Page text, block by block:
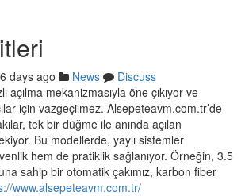
days ago News
Discuss
açılma mekanizmasıyla öne çıkıyor ve
için vazgeçilmez. Alsepeteavm.com.tr’de
tek bir düğme ile anında açılan
Bu modellerde, yaylı sistemler
hem de pratiklik sağlanıyor. Örneğin, 3.5
sahip bir otomatik çakımız, karbon fiber
www.alsepeteavm.com.tr/